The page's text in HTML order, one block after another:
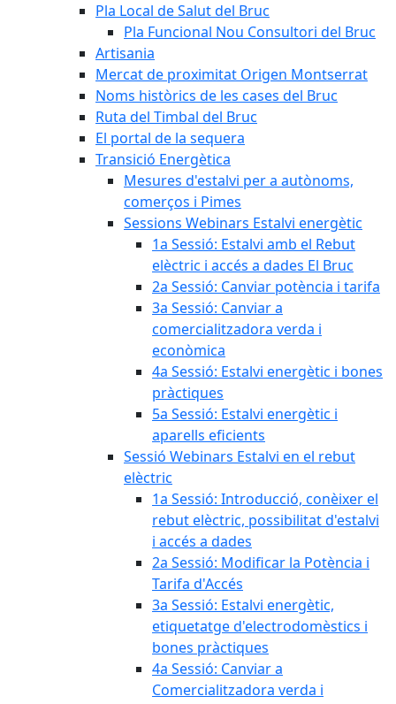
Pla Local de Salut del Bruc
Pla Funcional Nou Consultori del Bruc
Artisania
Mercat de proximitat Origen Montserrat
Noms històrics de les cases del Bruc
Ruta del Timbal del Bruc
El portal de la sequera
Transició Energètica
Mesures d'estalvi per a autònoms,
comerços i Pimes
Sessions Webinars Estalvi energètic
1a Sessió: Estalvi amb el Rebut
elèctric i accés a dades El Bruc
2a Sessió: Canviar potència i tarifa
3a Sessió: Canviar a
comercialitzadora verda i
econòmica
4a Sessió: Estalvi energètic i bones
pràctiques
5a Sessió: Estalvi energètic i
aparells eficients
Sessió Webinars Estalvi en el rebut
elèctric
1a Sessió: Introducció, conèixer el
rebut elèctric, possibilitat d'estalvi
i accés a dades
2a Sessió: Modificar la Potència i
Tarifa d'Accés
3a Sessió: Estalvi energètic,
etiquetatge d'electrodomèstics i
bones pràctiques
4a Sessió: Canviar a
Comercialitzadora verda i